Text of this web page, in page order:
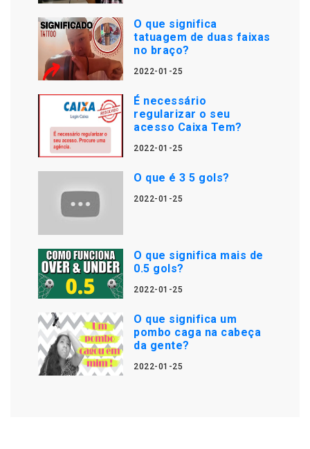
O que significa
tatuagem de duas faixas
no braço?
2022-01-25
É necessário
regularizar o seu
acesso Caixa Tem?
2022-01-25
O que é 3 5 gols?
2022-01-25
O que significa mais de
0.5 gols?
2022-01-25
O que significa um
pombo caga na cabeça
da gente?
2022-01-25